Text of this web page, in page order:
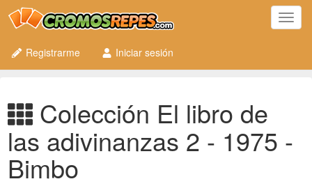
Registrarme
Iniciar sesión
Colección El libro de
las adivinanzas 2 - 1975 -
Bimbo